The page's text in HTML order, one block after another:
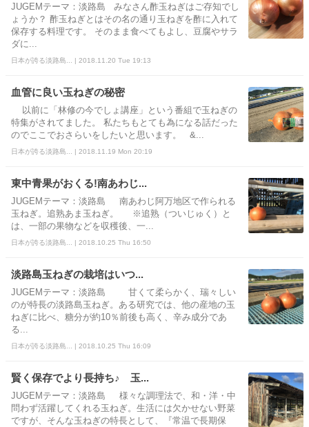
JUGEMテーマ：淡路島 みなさん酢玉ねぎはご存知でし
ょうか？ 酢玉ねぎとはその名の通り玉ねぎを酢に入れて
保存する料理です。 そのまま食べてもよし、豆腐やサラ
ダに...
日本が誇る淡路島... | 2018.11.20 Tue 19:13
血管に良い玉ねぎの秘密
以前に「林修の今でしょ講座」という番組で玉ねぎの
特集がされてました。 私たちもとても為になる話だった
のでここでおさらいをしたいと思います。 &...
日本が誇る淡路島... | 2018.11.19 Mon 20:19
東中青果がおくる!南あわじ...
JUGEMテーマ：淡路島 南あわじ阿万地区で作られる
玉ねぎ。追熟あま玉ねぎ。 ※追熟（ついじゅく）と
は、一部の果物などを収穫後、一...
日本が誇る淡路島... | 2018.10.25 Thu 16:50
淡路島玉ねぎの栽培はいつ...
JUGEMテーマ：淡路島 甘くて柔らかく、瑞々しい
のが特長の淡路島玉ねぎ。ある研究では、他の産地の玉
ねぎに比べ、糖分が約10％前後も高く、辛み成分であ
る...
日本が誇る淡路島... | 2018.10.25 Thu 16:09
賢く保存でより長持ち♪ 玉...
JUGEMテーマ：淡路島 様々な調理法で、和・洋・中
問わず活躍してくれる玉ねぎ。生活には欠かせない野菜
ですが、そんな玉ねぎの特長として、『常温で長期保